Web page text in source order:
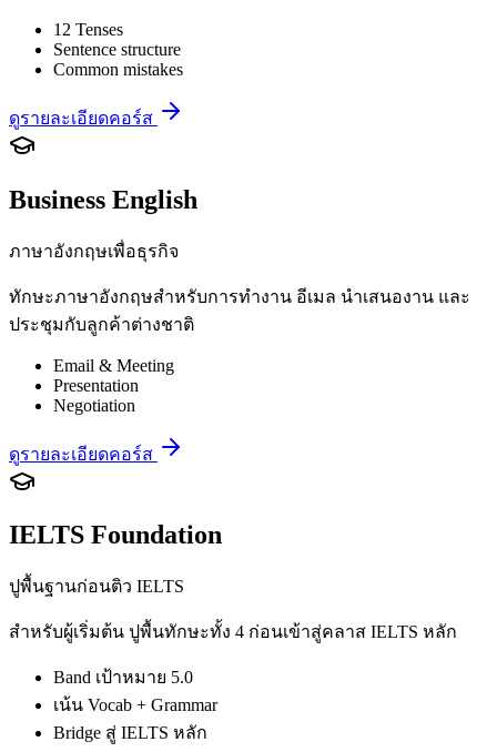
12 Tenses
Sentence structure
Common mistakes
ดูรายละเอียดคอร์ส
Business English
ภาษาอังกฤษเพื่อธุรกิจ
ทักษะภาษาอังกฤษสำหรับการทำงาน อีเมล นำเสนองาน และ
ประชุมกับลูกค้าต่างชาติ
Email & Meeting
Presentation
Negotiation
ดูรายละเอียดคอร์ส
IELTS Foundation
ปูพื้นฐานก่อนติว IELTS
สำหรับผู้เริ่มต้น ปูพื้นทักษะทั้ง 4 ก่อนเข้าสู่คลาส IELTS หลัก
Band เป้าหมาย 5.0
เน้น Vocab + Grammar
Bridge สู่ IELTS หลัก